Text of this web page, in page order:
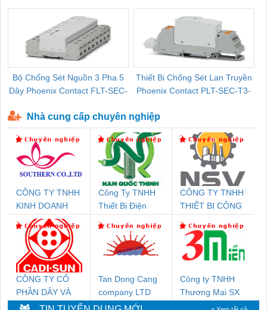
Bộ Chống Sét Nguồn 3 Pha 5
Dây Phoenix Contact FLT-SEC-
Thiết Bị Chống Sét Lan Truyền
Phoenix Contact PLT-SEC-T3-
Nhà cung cấp chuyên nghiệp
CÔNG TY TNHH
KINH DOANH
DỊCH VỤ XNK
PHƯƠNG NAM
Công Ty TNHH
Thiết Bị Điện
CÔNG TY TNHH
THIẾT BỊ CÔNG
SETSUBI VIỆT
NAM
CÔNG TY CỔ
PHẦN DÂY VÀ
CÁP ĐIỆN
Tan Dong Cang
company LTD
Công ty TNHH
Thương Mại SX